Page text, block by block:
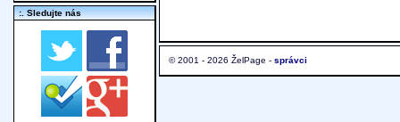
© 2001 - 2026 ŽelPage - správci
:. Sledujte nás